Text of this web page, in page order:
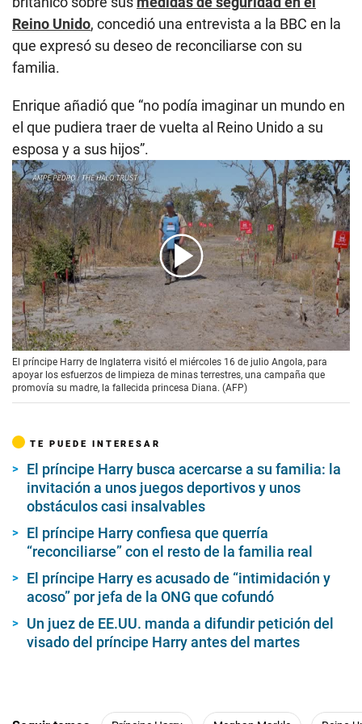
Reino Unido, concedió una entrevista a la BBC en la
que expresó su deseo de reconciliarse con su
familia.
Enrique añadió que “no podía imaginar un mundo en
el que pudiera traer de vuelta al Reino Unido a su
esposa y a sus hijos”.
00:00/01:15
El príncipe Harry de Inglaterra visitó el miércoles 16 de julio Angola, para
apoyar los esfuerzos de limpieza de minas terrestres, una campaña que
promovía su madre, la fallecida princesa Diana. (AFP)
TE PUEDE INTERESAR
El príncipe Harry busca acercarse a su familia: la
invitación a unos juegos deportivos y unos
obstáculos casi insalvables
El príncipe Harry confiesa que querría
“reconciliarse” con el resto de la familia real
El príncipe Harry es acusado de “intimidación y
acoso” por jefa de la ONG que cofundó
Un juez de EE.UU. manda a difundir petición del
visado del príncipe Harry antes del martes